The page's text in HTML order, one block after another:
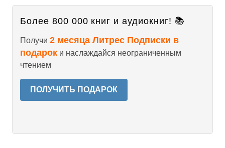
Более 800 000 книг и аудиокниг! 📚
Получи 2 месяца Литрес Подписки в
подарок и наслаждайся неограниченным
чтением
ПОЛУЧИТЬ ПОДАРОК